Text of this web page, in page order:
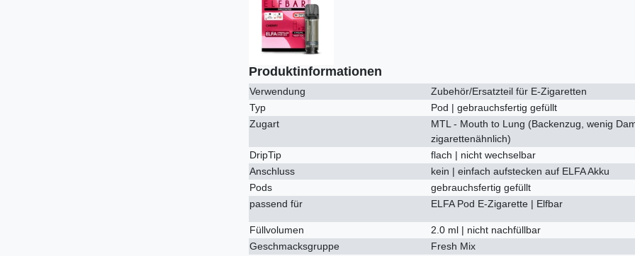
Produktinformationen
Verwendung
Zubehör/Ersatzteil für E-Zigaretten
Typ
Pod | gebrauchsfertig gefüllt
Zugart
MTL - Mouth to Lung (Backenzug, wenig
zigarettenähnlich)
DripTip
flach | nicht wechselbar
Anschluss
kein | einfach aufstecken auf ELFA Akku
Pods
gebrauchsfertig gefüllt
passend für
ELFA Pod E-Zigarette | Elfbar
Füllvolumen
2.0 ml | nicht nachfüllbar
Geschmacksgruppe
Fresh Mix